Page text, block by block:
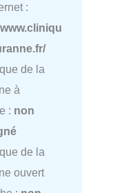
:
de la
à
: non
de la
ouvert